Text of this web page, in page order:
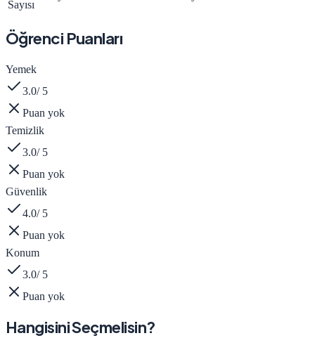
Sayısı
Öğrenci Puanları
Yemek
3.0/ 5
Puan yok
Temizlik
3.0/ 5
Puan yok
Güvenlik
4.0/ 5
Puan yok
Konum
3.0/ 5
Puan yok
Hangisini Seçmelisin?